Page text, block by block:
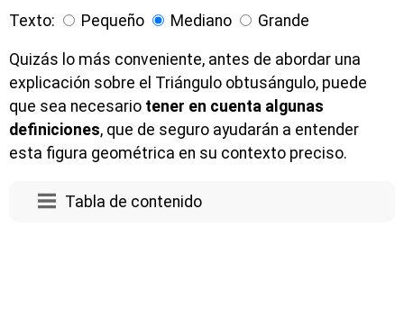
Texto: Pequeño Mediano Grande
Quizás lo más conveniente, antes de abordar una
explicación sobre el Triángulo obtusángulo, puede
que sea necesario tener en cuenta algunas
definiciones, que de seguro ayudarán a entender
esta figura geométrica en su contexto preciso.
Tabla de contenido